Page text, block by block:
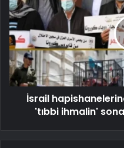
İsrail
'tıbbi ihmalin'